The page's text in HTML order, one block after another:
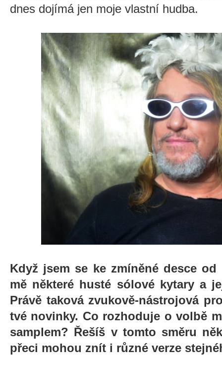
dnes dojímá jen moje vlastní hudba.
Když jsem se ke zmíněné desce
mě některé husté sólové kytary a
Právě taková zvukově-nástrojová
tvé novinky. Co rozhoduje o volbě
samplem? Řešíš v tomto směru
přeci mohou znít i různé verze